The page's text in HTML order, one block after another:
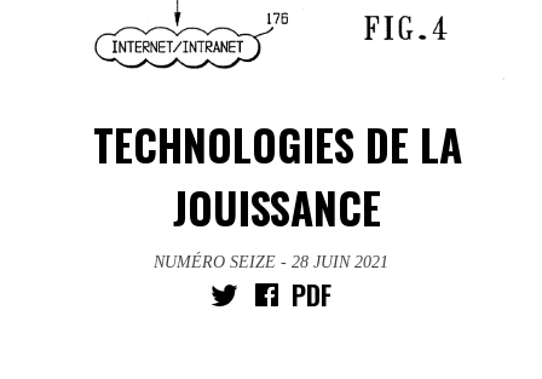
TECHNOLOGIES DE LA
JOUISSANCE
NUMÉRO SEIZE - 28 JUIN 2021
PDF